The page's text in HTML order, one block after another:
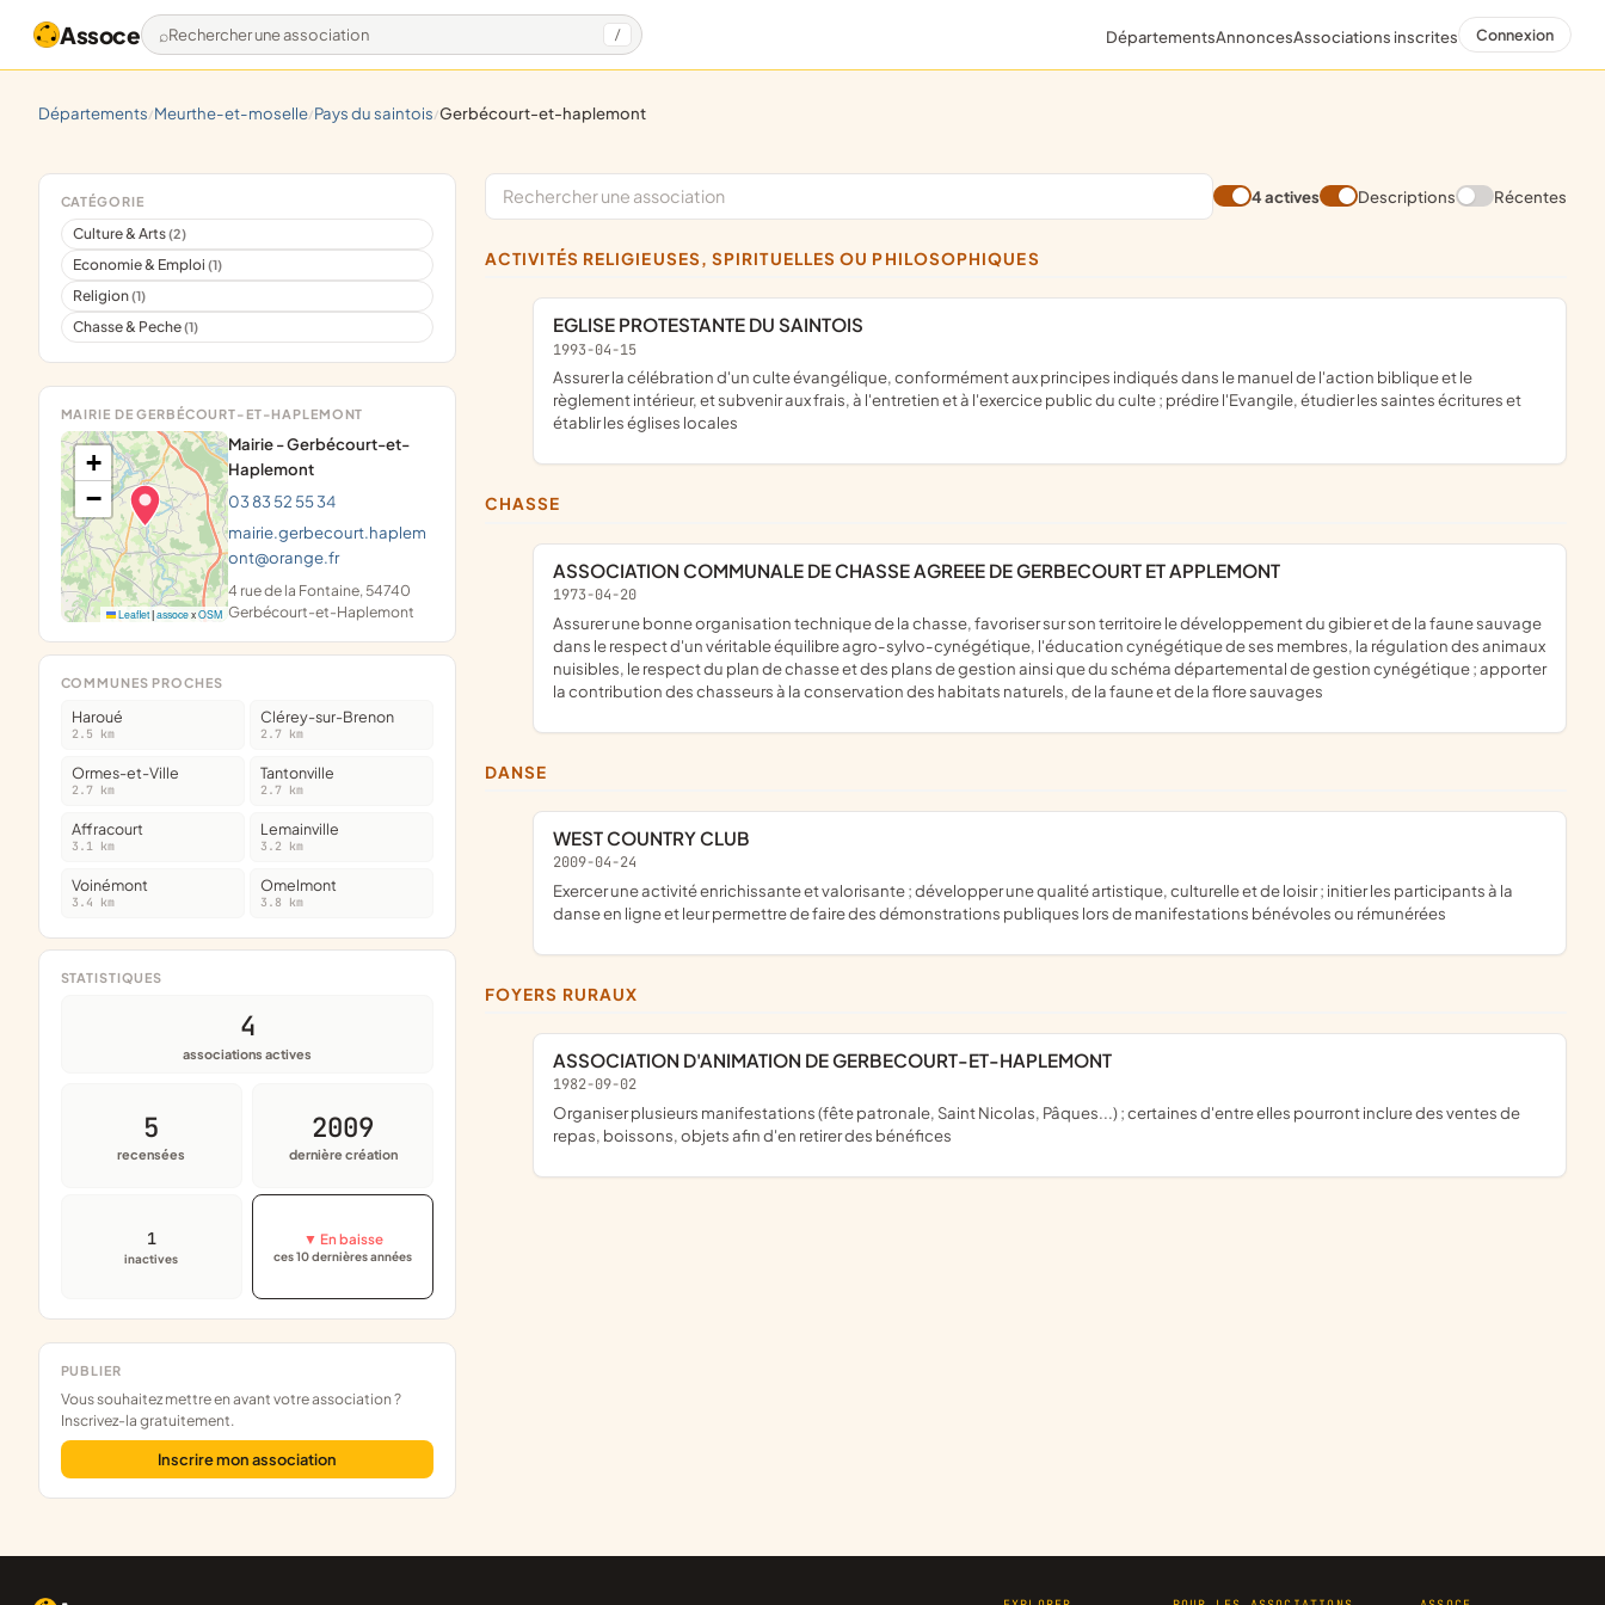
Assoce Rechercher une association / DépartementsAnnoncesAssociations inscrites Connexion
départements/ meurthe-et-moselle/ pays du saintois/ gerbécourt-et-haplemont
CATÉGORIE
Culture & Arts(2)
Economie & Emploi(1)
Religion(1)
Chasse & Peche(1)
STATISTIQUES
4
associations actives
5
recensées
2009
dernière création
1
inactives
▼ En baisse
ces 10 dernières années
PUBLIER
Vous souhaitez mettre en avant votre association ?
Inscrivez-la gratuitement.
Inscrire mon association
4 actives Descriptions Récentes
ACTIVITÉS RELIGIEUSES, SPIRITUELLES OU PHILOSOPHIQUES
EGLISE PROTESTANTE DU SAINTOIS
1993-04-15
assurer la célébration d'un culte évangélique, conformément aux principes indiqués dans le manuel de l'action biblique et le
règlement intérieur, et subvenir aux frais, à l'entretien et à l'exercice public du culte ; prédire l'Evangile, étudier les saintes écritures et
établir les églises locales
CHASSE
ASSOCIATION COMMUNALE DE CHASSE AGREEE DE GERBECOURT ET APPLEMONT
1973-04-20
assurer une bonne organisation technique de la chasse, favoriser sur son territoire le développement du gibier et de la faune sauvage
dans le respect d'un véritable équilibre agro-sylvo-cynégétique, l'éducation cynégétique de ses membres, la régulation des animaux
nuisibles, le respect du plan de chasse et des plans de gestion ainsi que du schéma départemental de gestion cynégétique ; apporter
la contribution des chasseurs à la conservation des habitats naturels, de la faune et de la flore sauvages
DANSE
WEST COUNTRY CLUB
2009-04-24
exercer une activité enrichissante et valorisante ; développer une qualité artistique, culturelle et de loisir ; initier les participants à la
danse en ligne et leur permettre de faire des démonstrations publiques lors de manifestations bénévoles ou rémunérées
FOYERS RURAUX
ASSOCIATION D'ANIMATION DE GERBECOURT-ET-HAPLEMONT
1982-09-02
organiser plusieurs manifestations (fête patronale, Saint Nicolas, Pâques...) ; certaines d'entre elles pourront inclure des ventes de
repas, boissons, objets afin d'en retirer des bénéfices
MAIRIE DE GERBÉCOURT-ET-HAPLEMONT
+
−
Leaflet|assocexOSM
Mairie - Gerbécourt-et-
Haplemont
03 83 52 55 34
mairie.gerbecourt.haplem
ont@orange.fr
4 rue de la Fontaine, 54740
Gerbécourt-et-Haplemont
COMMUNES PROCHES
Haroué
2.5 km
Clérey-sur-Brenon
2.7 km
Ormes-et-Ville
2.7 km
Tantonville
2.7 km
Affracourt
3.1 km
Lemainville
3.2 km
Voinémont
3.4 km
Omelmont
3.8 km